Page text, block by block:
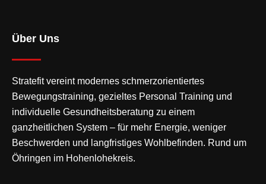
Über Uns
Stratefit vereint modernes schmerzorientiertes
Bewegungstraining, gezieltes Personal Training und
individuelle Gesundheitsberatung zu einem
ganzheitlichen System – für mehr Energie, weniger
Beschwerden und langfristiges Wohlbefinden. Rund um
Öhringen im Hohenlohekreis.